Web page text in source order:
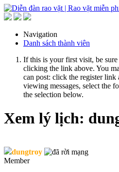
Navigation
Danh sách thành viên
If this is your first visit, be
clicking the link above. You
can post: click the register link
viewing messages, select the
the selection below.
Xem lý lịch:
dungtroy
Member